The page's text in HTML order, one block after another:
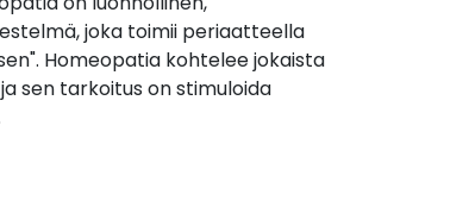
joka toimii periaatteella
Homeopatia kohtelee jokaista
sen tarkoitus on stimuloida